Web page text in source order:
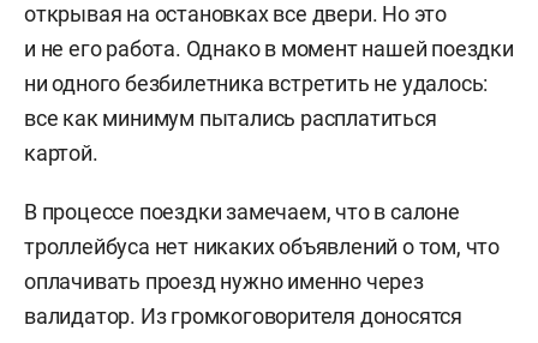
открывая на остановках все двери. Но это
и не его работа. Однако в момент нашей поездки
ни одного безбилетника встретить не удалось:
все как минимум пытались расплатиться
картой.
В процессе поездки замечаем, что в салоне
троллейбуса нет никаких объявлений о том, что
оплачивать проезд нужно именно через
валидатор. Из громкоговорителя доносятся